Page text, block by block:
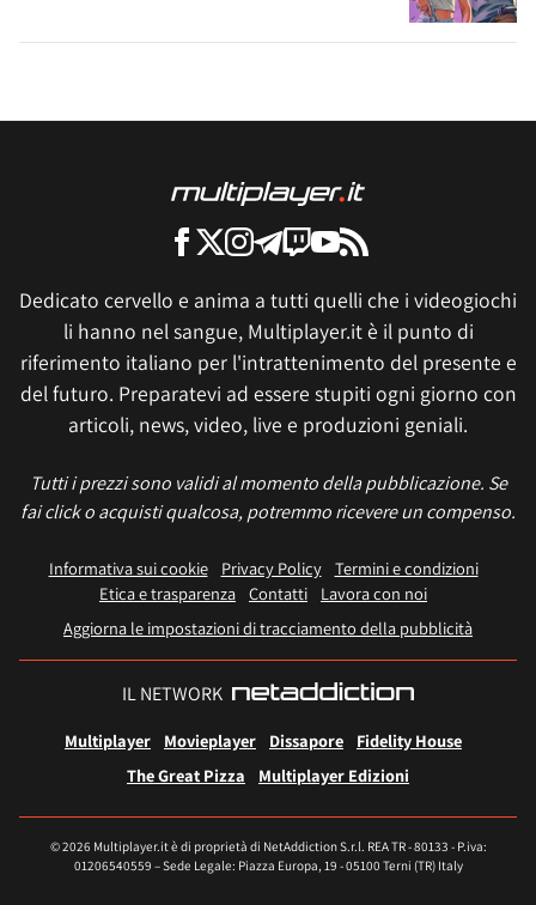
Dedicato cervello e anima a tutti quelli che i videogiochi
li hanno nel sangue, Multiplayer.it è il punto di
riferimento italiano per l'intrattenimento del presente e
del futuro. Preparatevi ad essere stupiti ogni giorno con
articoli, news, video, live e produzioni geniali.
Tutti i prezzi sono validi al momento della pubblicazione. Se
fai click o acquisti qualcosa, potremmo ricevere un compenso.
Informativa sui cookie Privacy Policy
Termini e condizioni
Etica e trasparenza Contatti
Lavora con noi
Aggiorna le impostazioni di tracciamento della pubblicità
IL NETWORK
Multiplayer Movieplayer Dissapore
Fidelity House
The Great Pizza
Multiplayer Edizioni
© 2026 Multiplayer.it è di proprietà di NetAddiction S.r.l. REA TR - 80133 - P.iva:
01206540559 – Sede Legale: Piazza Europa, 19 - 05100 Terni (TR) Italy